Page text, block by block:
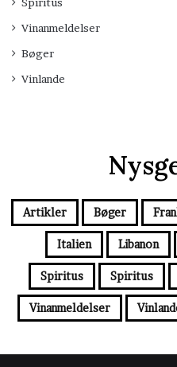
Vinanmeldelser
Bøger
Vinlande
Artikler Bøger
Italien Libanon
Spiritus Spiritus
Vinanmeldelser